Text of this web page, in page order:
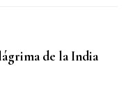
de la India